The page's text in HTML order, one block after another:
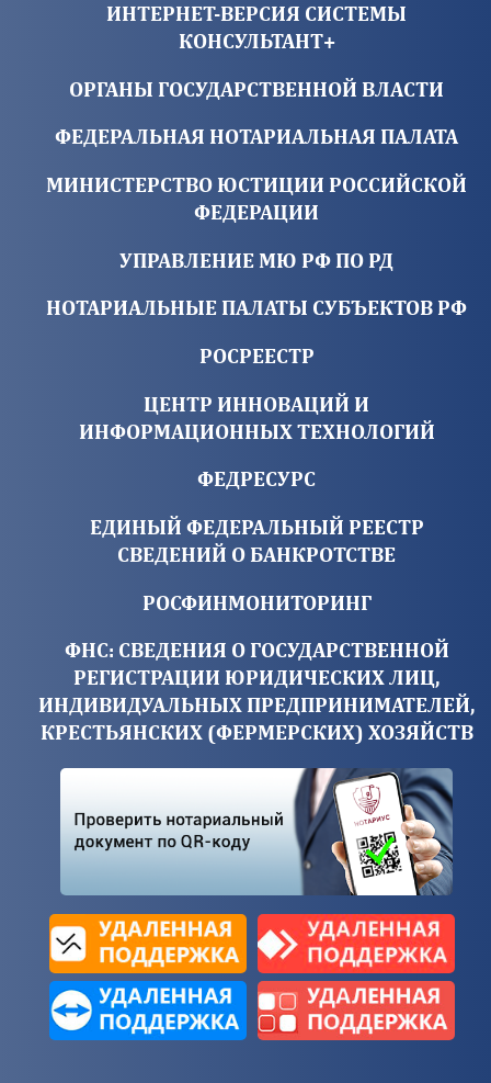
ИНТЕРНЕТ-ВЕРСИЯ СИСТЕМЫ
КОНСУЛЬТАНТ+
ОРГАНЫ ГОСУДАРСТВЕННОЙ ВЛАСТИ
ФЕДЕРАЛЬНАЯ НОТАРИАЛЬНАЯ ПАЛАТА
МИНИСТЕРСТВО ЮСТИЦИИ РОССИЙСКОЙ
ФЕДЕРАЦИИ
УПРАВЛЕНИЕ МЮ РФ ПО РД
НОТАРИАЛЬНЫЕ ПАЛАТЫ СУБЪЕКТОВ РФ
РОСРЕЕСТР
ЦЕНТР ИННОВАЦИЙ И
ИНФОРМАЦИОННЫХ ТЕХНОЛОГИЙ
ФЕДРЕСУРС
ЕДИНЫЙ ФЕДЕРАЛЬНЫЙ РЕЕСТР
СВЕДЕНИЙ О БАНКРОТСТВЕ
РОСФИНМОНИТОРИНГ
ФНС: СВЕДЕНИЯ О ГОСУДАРСТВЕННОЙ
РЕГИСТРАЦИИ ЮРИДИЧЕСКИХ ЛИЦ,
ИНДИВИДУАЛЬНЫХ ПРЕДПРИНИМАТЕЛЕЙ,
КРЕСТЬЯНСКИХ (ФЕРМЕРСКИХ) ХОЗЯЙСТВ